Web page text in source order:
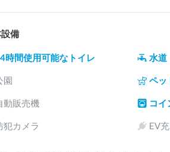
ての車中泊で不安だった」という方か
心地のよさが高評価につながっています
滞在・貸し切りも歓迎
最大50%OFFの長期割引あり。グルー
ト大歓迎。素敵な出会いをお待ちしてお
備
時間使用可能なトイレ 水道
園 ペッ
動販売機 コイ
犯カメラ EV